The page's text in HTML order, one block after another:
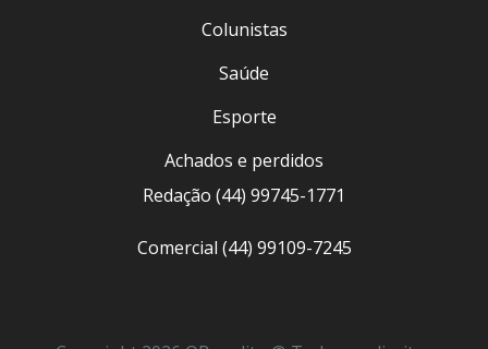
Colunistas
Saúde
Esporte
Achados e perdidos
Redação (44) 99745-1771
Comercial (44) 99109-7245